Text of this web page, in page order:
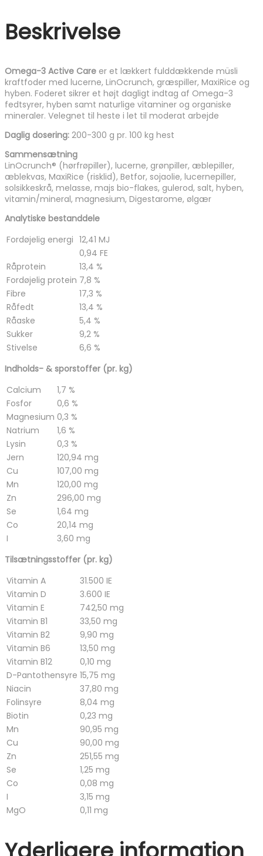
Beskrivelse
Omega-3 Active Care er et lækkert fulddækkende müsli
kraftfoder med lucerne, LinOcrunch, græspiller, MaxiRice og
hyben. Foderet sikrer et højt dagligt indtag af Omega-3
fedtsyrer, hyben samt naturlige vitaminer og organiske
mineraler. Velegnet til heste i let til moderat arbejde
Daglig dosering: 200-300 g pr. 100 kg hest
Sammensætning
LinOcrunch® (hørfrøpiller), lucerne, grønpiller, æblepiller,
æblekvas, MaxiRice (risklid), Betfor, sojaolie, lucernepiller,
solsikkeskrå, melasse, majs bio-flakes, gulerod, salt, hyben,
vitamin/mineral, magnesium, Digestarome, ølgær
Analytiske bestanddele
Fordøjelig energi 12,41 MJ
0,94 FE
Råprotein
13,4 %
Fordøjelig protein 7,8 %
Fibre
17,3 %
Råfedt
13,4 %
Råaske
5,4 %
Sukker
9,2 %
Stivelse
6,6 %
Indholds- & sporstoffer (pr. kg)
Calcium
1,7 %
Fosfor
0,6 %
Magnesium 0,3 %
Natrium
1,6 %
Lysin
0,3 %
Jern
120,94 mg
Cu
107,00 mg
Mn
120,00 mg
Zn
296,00 mg
Se
1,64 mg
Co
20,14 mg
I
3,60 mg
Tilsætningsstoffer (pr. kg)
Vitamin A
31.500 IE
Vitamin D
3.600 IE
Vitamin E
742,50 mg
Vitamin B1
33,50 mg
Vitamin B2
9,90 mg
Vitamin B6
13,50 mg
Vitamin B12
0,10 mg
D-Pantothensyre 15,75 mg
Niacin
37,80 mg
Folinsyre
8,04 mg
Biotin
0,23 mg
Mn
90,95 mg
Cu
90,00 mg
Zn
251,55 mg
Se
1,25 mg
Co
0,08 mg
I
3,15 mg
MgO
0,11 mg